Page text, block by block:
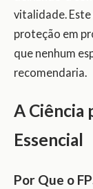
vitalidade.
proteção em
que nenhum
recomendaria.
A Ciência
Essencial
Por Que o